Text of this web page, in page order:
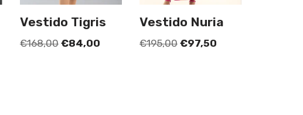
Vestido Tigris
€168,00 €84,00
Vestido Nuria
€195,00 €97,50